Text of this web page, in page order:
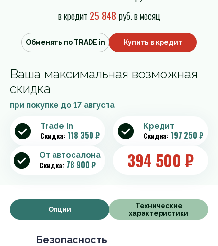
в кредит 25 848 руб. в месяц
Обменять по TRADE in Купить в кредит
Ваша максимальная возможная
скидка
при покупке до 17 августа
Trade in
Скидка: 118 350 ₽
Кредит
Скидка: 197 250 ₽
От автосалона
Скидка: 78 900 ₽ 394 500₽
Опции
Технические
характеристики
Безопасность